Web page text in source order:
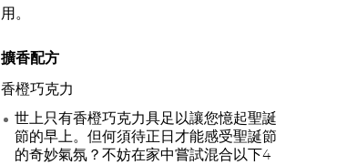
用。
擴香配方
香橙巧克力
世上只有香橙巧克力具足以讓您憶起聖誕
節的早上。但何須待正日才能感受聖誕節
的奇妙氣氛？不妨在家中嘗試混合以下4